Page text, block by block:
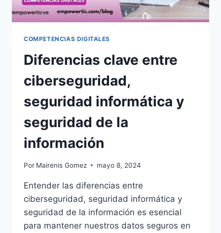
COMPETENCIAS DIGITALES
Diferencias clave entre
ciberseguridad,
seguridad informática y
seguridad de la
información
Por Mairenis Gomez mayo 8, 2024
Entender las diferencias entre
ciberseguridad, seguridad informática y
seguridad de la información es esencial
para mantener nuestros datos seguros en